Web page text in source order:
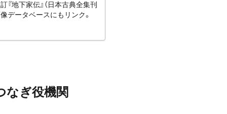
地下家伝』（日本古典全集刊
データベースにもリンク。
なぎ役機関